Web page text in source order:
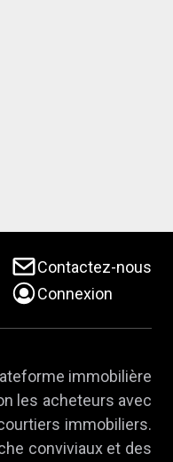
Contactez-nous
Connexion
immobilière
les acheteurs avec
immobiliers.
conviviaux et des